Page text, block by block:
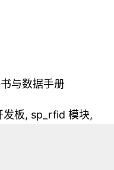
与数据手册
发板, sp_rfid 模块,